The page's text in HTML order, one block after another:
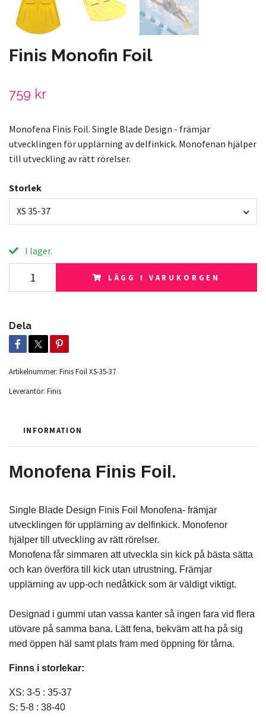
Finis Monofin Foil
759 kr
Monofena Finis Foil. Single Blade Design - främjar
utvecklingen för upplärning av delfinkick. Monofenan hjälper
till utveckling av rätt rörelser.
Storlek
XS 35-37
I lager.
LÄGG I VARUKORGEN
Dela
Artikelnummer: Finis Foil XS-35-37
Leverantör: Finis
INFORMATION
Monofena Finis Foil.
Single Blade Design Finis Foil Monofena- främjar
utvecklingen för upplärning av delfinkick. Monofenor
hjälper till utveckling av rätt rörelser.
Monofena får simmaren att utveckla sin kick på bästa sätta
och kan överföra till kick utan utrustning. Främjar
upplärning av upp-och nedåtkick som är väldigt viktigt.
Designad i gummi utan vassa kanter så ingen fara vid flera
utövare på samma bana. Lätt fena, bekväm att ha på sig
med öppen häl samt plats fram med öppning för tårna.
Finns i storlekar:
XS: 3-5 : 35-37
S: 5-8 : 38-40